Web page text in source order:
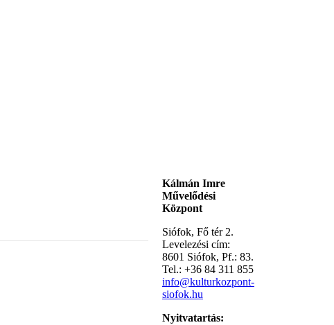
Kálmán Imre
Művelődési
Központ
Siófok, Fő tér 2.
Levelezési cím:
8601 Siófok, Pf.: 83.
Tel.: +36 84 311 855
info@kulturkozpont-
siofok.hu
Nyitvatartás: